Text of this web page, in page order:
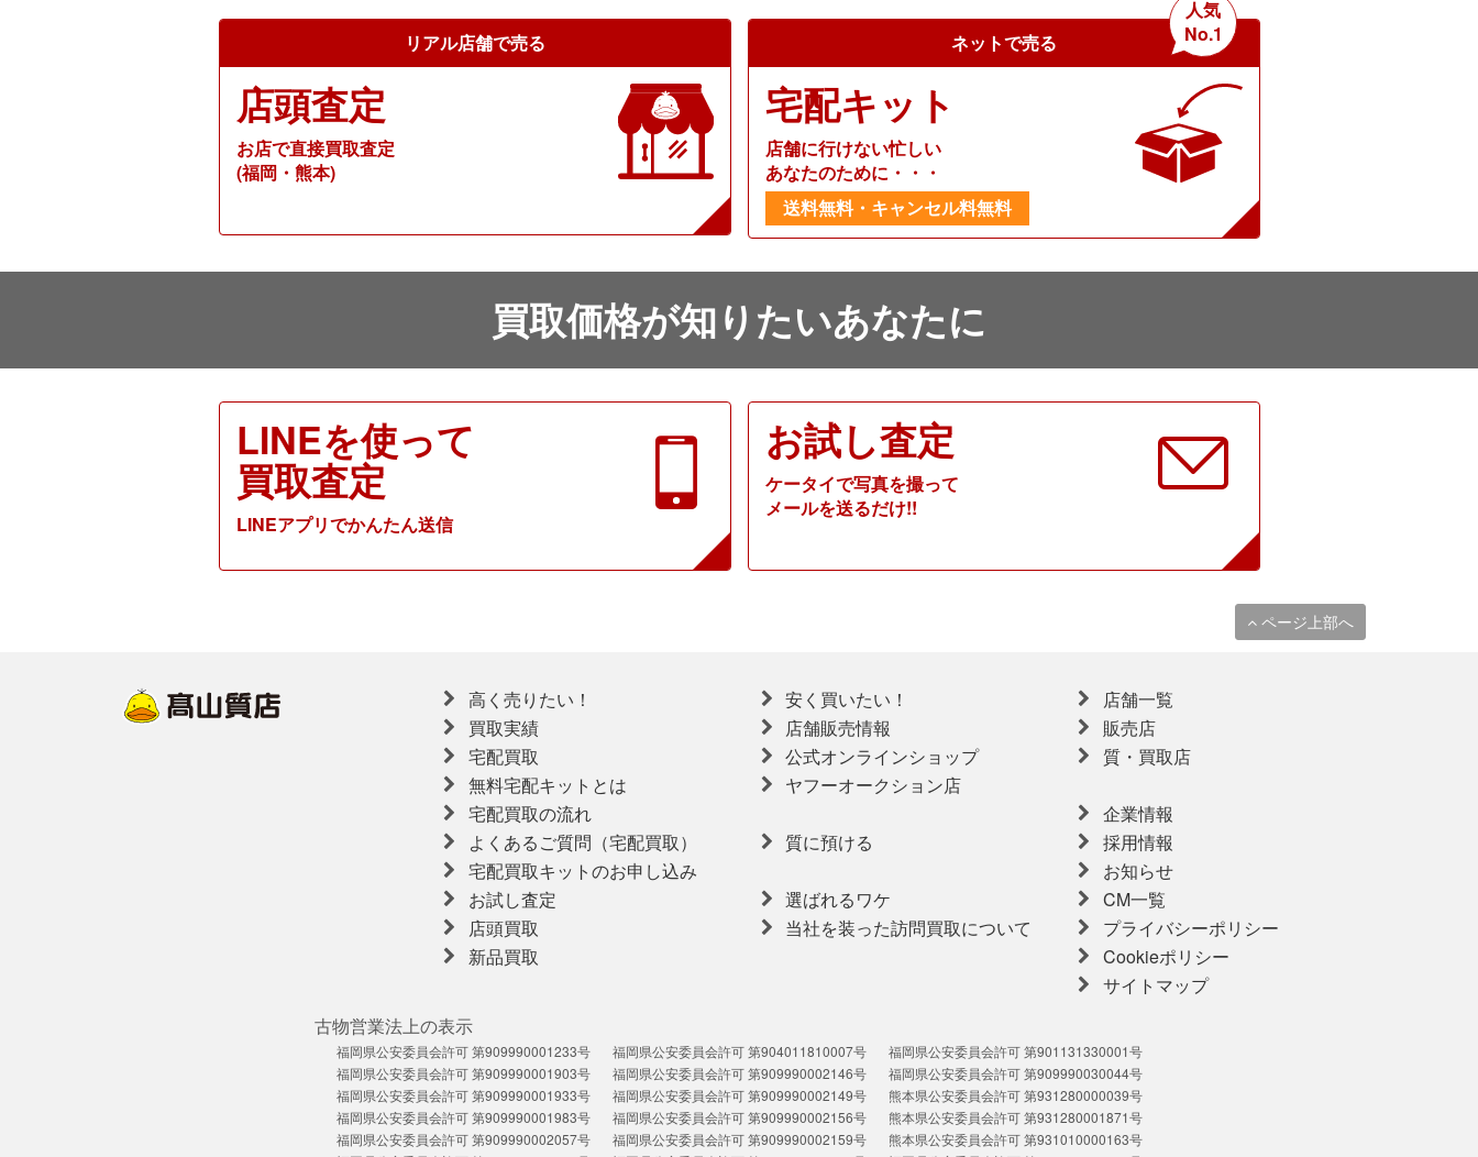
リアル店舗で売る
店頭査定
お店で直接買取査定
(福岡・熊本)
ネットで売る
人気
No.1
宅配キット
店舗に行けない忙しい
あなたのために・・・
送料無料・キャンセル料無料
買取価格が知りたいあなたに
LINEを使って
買取査定
LINEアプリでかんたん送信
お試し査定
ケータイで写真を撮って
メールを送るだけ!!
ページ上部へ
高く売りたい！
買取実績
宅配買取
無料宅配キットとは
宅配買取の流れ
よくあるご質問（宅配買取）
宅配買取キットのお申し込み
お試し査定
店頭買取
新品買取
安く買いたい！
店舗販売情報
公式オンラインショップ
ヤフーオークション店
質に預ける
選ばれるワケ
当社を装った訪問買取について
店舗一覧
販売店
質・買取店
企業情報
採用情報
お知らせ
CM一覧
プライバシーポリシー
Cookieポリシー
サイトマップ
古物営業法上の表示
福岡県公安委員会許可 第909990001233号
福岡県公安委員会許可 第909990001903号
福岡県公安委員会許可 第909990001933号
福岡県公安委員会許可 第909990001983号
福岡県公安委員会許可 第909990002057号
福岡県公安委員会許可 第904011810007号
福岡県公安委員会許可 第909990002146号
福岡県公安委員会許可 第909990002149号
福岡県公安委員会許可 第909990002156号
福岡県公安委員会許可 第909990002159号
福岡県公安委員会許可 第901131330001号
福岡県公安委員会許可 第909990030044号
熊本県公安委員会許可 第931280000039号
熊本県公安委員会許可 第931280001871号
熊本県公安委員会許可 第931010000163号